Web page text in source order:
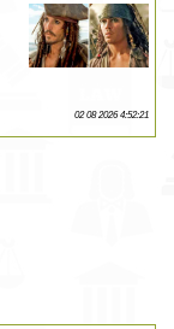
02 08 2026 4:52:21